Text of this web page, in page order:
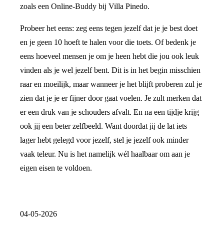
zoals een Online-Buddy bij Villa Pinedo.
Probeer het eens: zeg eens tegen jezelf dat je je best doet
en je geen 10 hoeft te halen voor die toets. Of bedenk je
eens hoeveel mensen je om je heen hebt die jou ook leuk
vinden als je wel jezelf bent. Dit is in het begin misschien
raar en moeilijk, maar wanneer je het blijft proberen zul je
zien dat je je er fijner door gaat voelen. Je zult merken dat
er een druk van je schouders afvalt. En na een tijdje krijg
ook jij een beter zelfbeeld. Want doordat jij de lat iets
lager hebt gelegd voor jezelf, stel je jezelf ook minder
vaak teleur. Nu is het namelijk wél haalbaar om aan je
eigen eisen te voldoen.
04-05-2026